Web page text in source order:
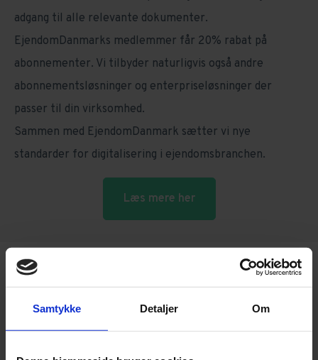
Samtykke Detaljer Om
adgang til alle relevante dokumenter.
EjendomDanmarks medlemmer får 20% rabat på
abonnementer. Vi tilbyder naturligvis også andre
abonnementsløsninger og enterpriseløsninger der
passer til din virksomhed.
Sammen med EjendomDanmark sætter vi nye
standarder for digitalisering i ejendomsbranchen.
Læs mere her
Ofte stillede spørgsmål
Hvem er EjendomDanmark?